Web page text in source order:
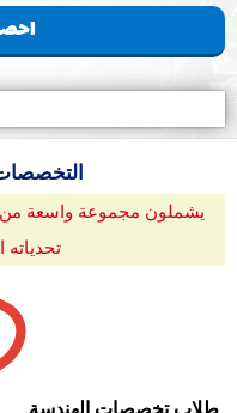
يشملون مجموعة واسعة
تحدياته
طلاب تخصصات الهندسة